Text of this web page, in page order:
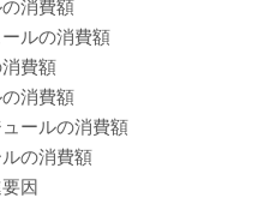
消費額
ルの消費額
費額
消費額
ールの消費額
の消費額
因